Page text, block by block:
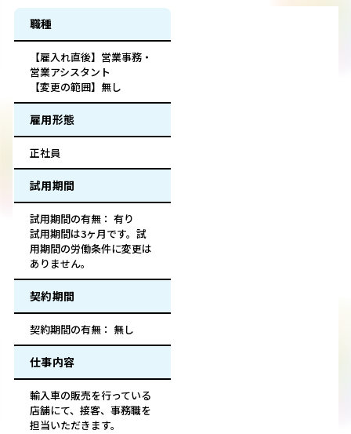
職種
【雇入れ直後】営業事務・
営業アシスタント
【変更の範囲】無し
雇用形態
正社員
試用期間
試用期間の有無： 有り
試用期間は3ヶ月です。試
用期間の労働条件に変更は
ありません。
契約期間
契約期間の有無： 無し
仕事内容
輸入車の販売を行っている
店舗にて、接客、事務職を
担当いただきます。